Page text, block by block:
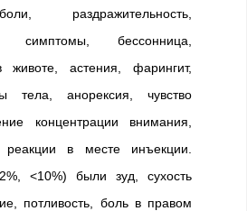
раздражительность,
симптомы, бессонница,
астения, фарингит,
тела, анорексия, чувство
концентрации внимания,
реакции в месте инъекции.
<10%) были зуд, сухость
потливость, боль в правом